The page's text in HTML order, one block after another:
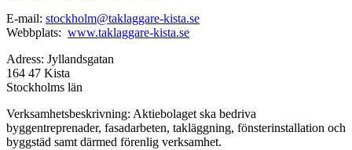
E-mail: stockholm@taklaggare-kista.se
Webbplats: www.taklaggare-kista.se
Adress: Jyllandsgatan
164 47 Kista
Stockholms län
Verksamhetsbeskrivning: Aktiebolaget ska bedriva
byggentreprenader, fasadarbeten, takläggning, fönsterinstallation och
byggstäd samt därmed förenlig verksamhet.